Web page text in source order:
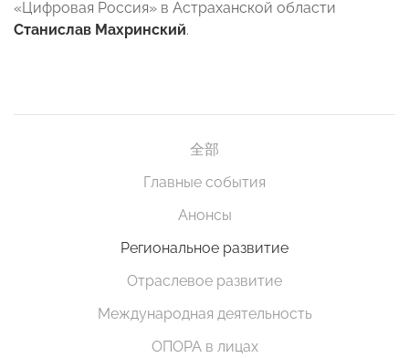
«Цифровая Россия» в Астраханской области
Станислав Махринский.
全部
Главные события
Анонсы
Региональное развитие
Отраслевое развитие
Международная деятельность
ОПОРА в лицах